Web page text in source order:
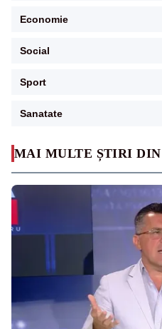
MAI MULTE ȘTIRI DIN
Economie
Social
Sport
Sanatate